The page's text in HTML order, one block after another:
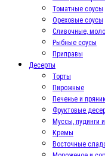
Томатные соусы
Ореховые соусы
Сливочные,
Рыбные соусы
Приправы
Десерты
Торты
Пирожные
Печенье и
Фруктовые
Муссы, пудинги
Кремы
Восточные